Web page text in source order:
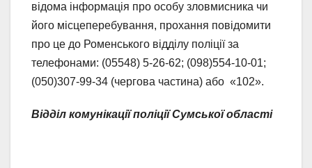
відома інформація про особу зловмисника чи
його місцеперебування, прохання повідомити
про це до Роменського відділу поліції за
телефонами: (05548) 5-26-62; (098)554-10-01;
(050)307-99-34 (чергова частина) або «102».
Відділ комунікації поліції Сумської області